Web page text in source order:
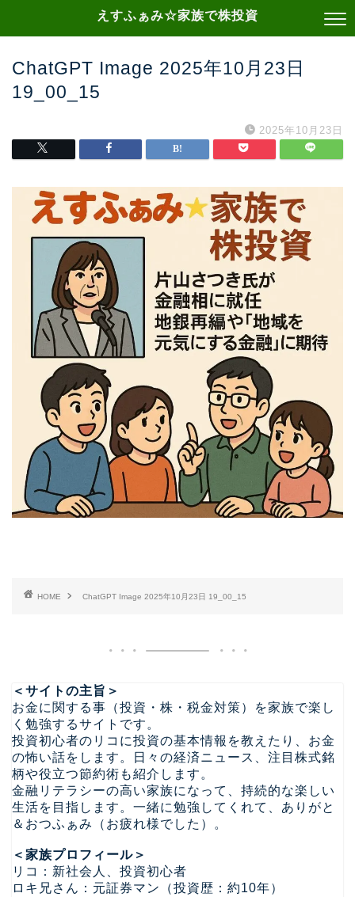
えすふぁみ☆家族で株投資
ChatGPT Image 2025年10月23日
19_00_15
2025年10月23日
HOME ChatGPT Image 2025年10月23日 19_00_15
＜サイトの主旨＞
お金に関する事（投資・株・税金対策）を家族で楽し
く勉強するサイトです。
投資初心者のリコに投資の基本情報を教えたり、お金
の怖い話をします。日々の経済ニュース、注目株式銘
柄や役立つ節約術も紹介します。
金融リテラシーの高い家族になって、持続的な楽しい
生活を目指します。一緒に勉強してくれて、ありがと
＆おつふぁみ（お疲れ様でした）。
＜家族プロフィール＞
リコ：新社会人、投資初心者
ロキ兄さん：元証券マン（投資歴：約10年）